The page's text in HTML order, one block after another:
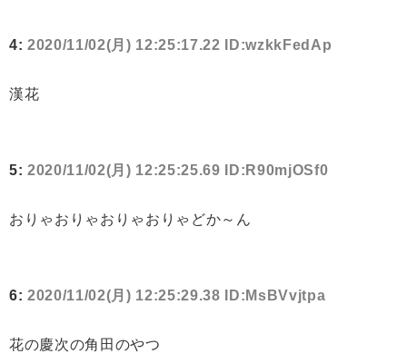
4: 2020/11/02(月) 12:25:17.22 ID:wzkkFedAp
漢花
5: 2020/11/02(月) 12:25:25.69 ID:R90mjOSf0
おりゃおりゃおりゃおりゃどか～ん
6: 2020/11/02(月) 12:25:29.38 ID:MsBVvjtpa
花の慶次の角田のやつ